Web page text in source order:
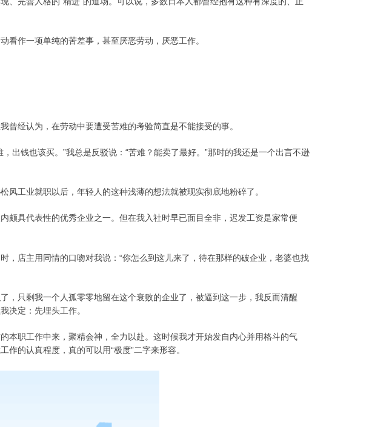
看作一项单纯的苦差事，甚至厌恶劳动，厌恶工作。
经认为，在劳动中要遭受苦难的考验简直是不能接受的事。
出钱也该买。”我总是反驳说：“苦难？能卖了最好。”那时的我还是一个出言不逊
工业就职以后，年轻人的这种浅薄的想法就被现实彻底地粉碎了。
颇具代表性的优秀企业之一。但在我入社时早已面目全非，迟发工资是家常便
，店主用同情的口吻对我说：“你怎么到这儿来了，待在那样的破企业，老婆也找
，只剩我一个人孤零零地留在这个衰败的企业了，被逼到这一步，我反而清醒
决定：先埋头工作。
本职工作中来，聚精会神，全力以赴。这时候我才开始发自内心并用格斗的气
作的认真程度，真的可以用“极度”二字来形容。